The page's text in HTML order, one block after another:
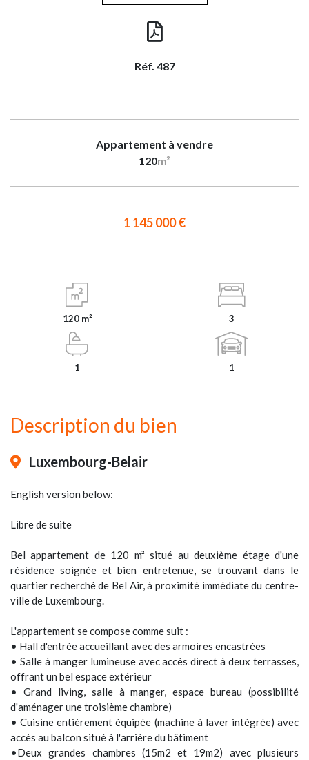
Réf. 487
Appartement à vendre
120m²
1 145 000 €
120 m² 3
1 1
Description du bien
Luxembourg-Belair
English version below:
Libre de suite
Bel appartement de 120 m² situé au deuxième étage d'une
résidence soignée et bien entretenue, se trouvant dans le
quartier recherché de Bel Air, à proximité immédiate du centre-
ville de Luxembourg.
L'appartement se compose comme suit :
• Hall d'entrée accueillant avec des armoires encastrées
• Salle à manger lumineuse avec accès direct à deux terrasses,
offrant un bel espace extérieur
• Grand living, salle à manger, espace bureau (possibilité
d'aménager une troisième chambre)
• Cuisine entièrement équipée (machine à laver intégrée) avec
accès au balcon situé à l'arrière du bâtiment
•Deux grandes chambres (15m2 et 19m2) avec plusieurs